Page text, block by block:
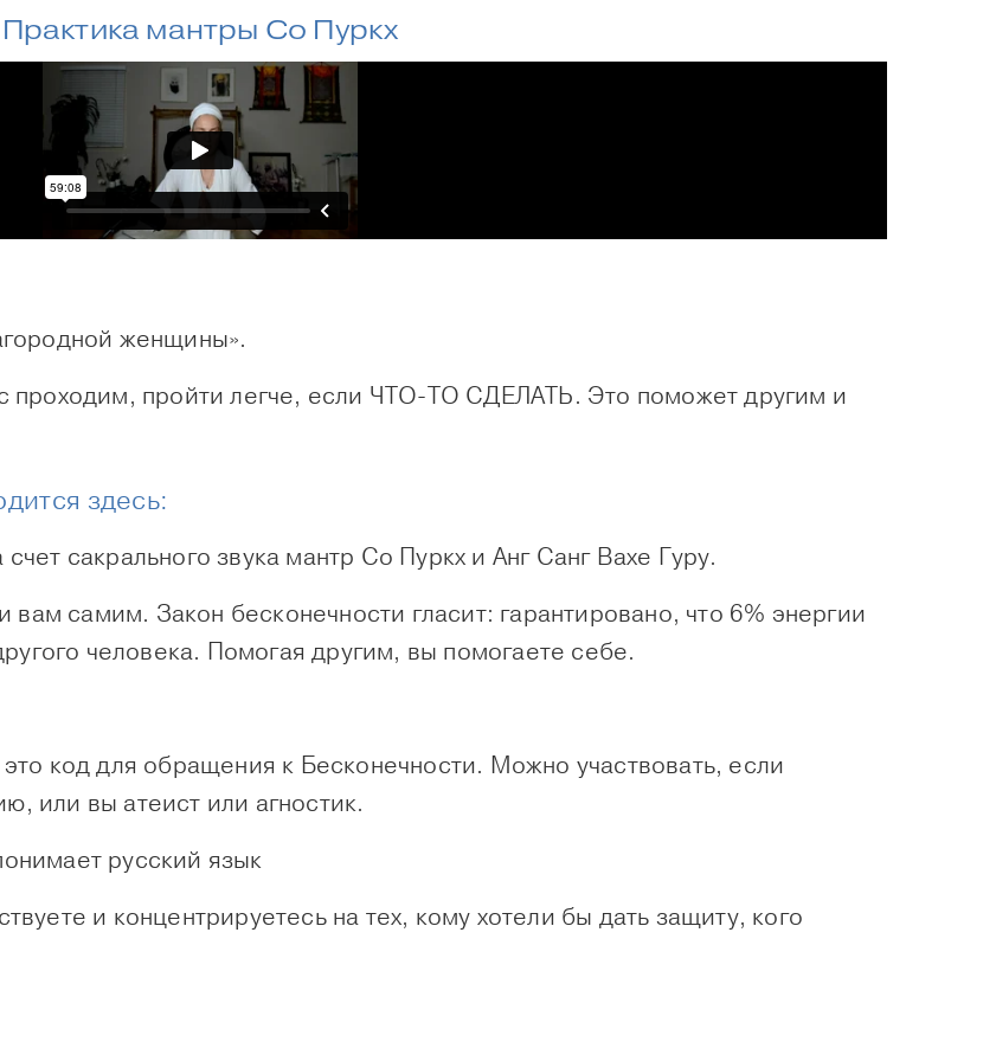
Практика мантры Со Пуркх
женщины».
проходим, пройти легче, если ЧТО-ТО СДЕЛАТЬ. Это поможет другим и
здесь:
сакрального звука мантр Со Пуркх и Анг Санг Вахе Гуру.
самим. Закон бесконечности гласит: гарантировано, что 6% энергии
человека. Помогая другим, вы помогаете себе.
код для обращения к Бесконечности. Можно участвовать, если
или вы атеист или агностик.
русский язык
и концентрируетесь на тех, кому хотели бы дать защиту, кого